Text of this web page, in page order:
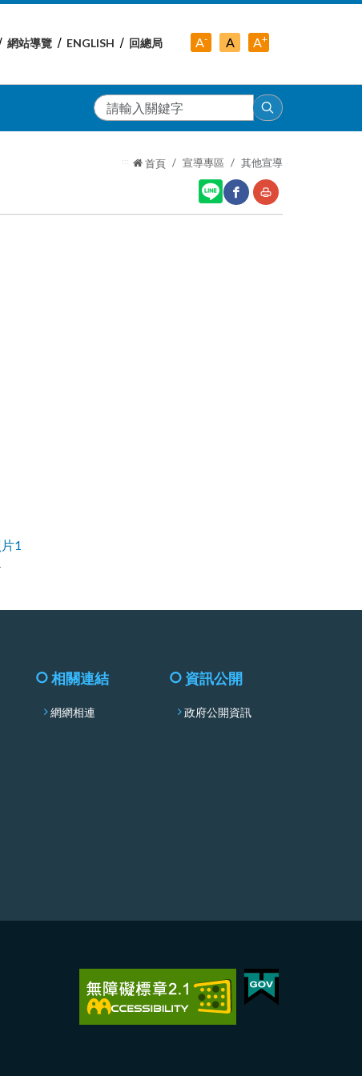
網站導覽 ENGLISH 回總局 A-
級
A中
A+
級
搜
尋
::: 首頁 宣導專區 其他宣導
相關連結
網網相連
資訊公開
政府公開資訊